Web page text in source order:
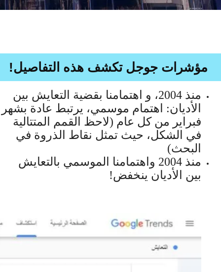
مؤشرات جوجل تكشف هذه التفاصيل!
منذ 2004، و اهتمامنا بقضية التعايش بين
الأديان: اهتمام موسمي، يرتبط عادة بشهر
فبراير من كل عام (لاحظ القمم المتتالية
في الشكل، حيث تمثل نقاط الذروة في
البحث)
منذ 2004 واهتمامنا الموسمي بالتعايش
بين الأديان ينخفض!